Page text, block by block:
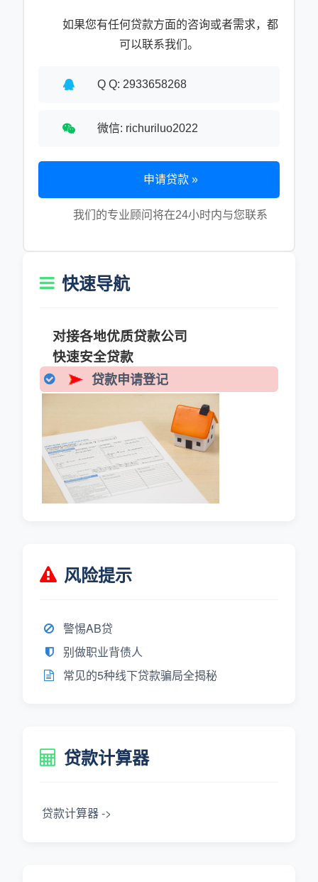
如果您有任何贷款方面的咨询或者需求，都
可以联系我们。
Q Q: 2933658268
微信: richuriluo2022
申请贷款 »
我们的专业顾问将在24小时内与您联系
快速导航
对接各地优质贷款公司
快速安全贷款
贷款申请登记
风险提示
警惕AB贷
别做职业背债人
常见的5种线下贷款骗局全揭秘
贷款计算器
贷款计算器 ->